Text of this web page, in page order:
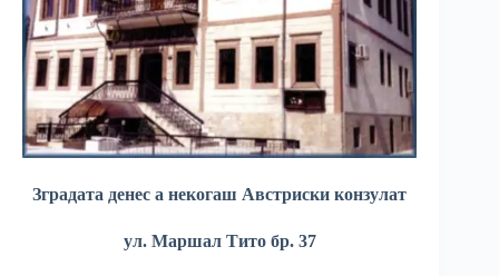
Зградата денес а некогаш Австриски конзулат
ул. Маршал Тито бр. 37